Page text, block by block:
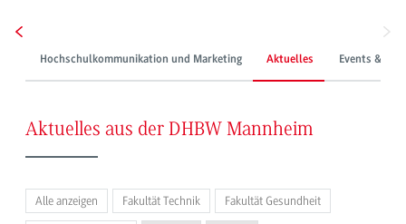
Hochschulkommunikation und Marketing Aktuelles Events &
Aktuelles aus der DHBW Mannheim
Alle anzeigen Fakultät Technik Fakultät Gesundheit